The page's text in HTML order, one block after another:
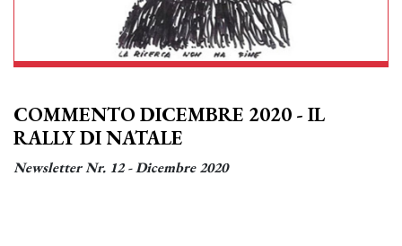
COMMENTO DICEMBRE 2020 - IL
RALLY DI NATALE
Newsletter Nr. 12 - Dicembre 2020